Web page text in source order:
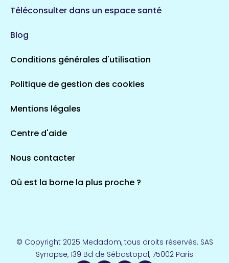
720 espaces de santé
693 espaces de santé
324 espaces de santé
14 espaces de santé
Loiret
Loir-et-Cher
36 espaces de santé
Loire-Atlantique
110 espaces de santé
Saint-Agathon
Herry
Téléconsulter dans un espace santé
Blog
Conditions générales d'utilisation
Politique de gestion des cookies
Mentions légales
Centre d'aide
Nous contacter
Où est la borne la plus proche ?
© Copyright 2025 Medadom, tous droits réservés. SAS
Synapse, 139 Bd de Sébastopol, 75002 Paris